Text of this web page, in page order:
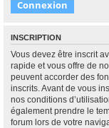
INSCRIPTION
Vous devez être inscrit
rapide et vous offre de
peuvent accorder des
inscrits. Avant de vous
nos conditions
également prendre le
forum lors de votre